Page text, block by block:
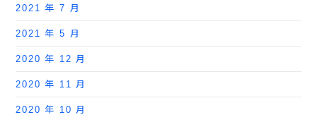
2021 年 7 月
2021 年 5 月
2020 年 12 月
2020 年 11 月
2020 年 10 月